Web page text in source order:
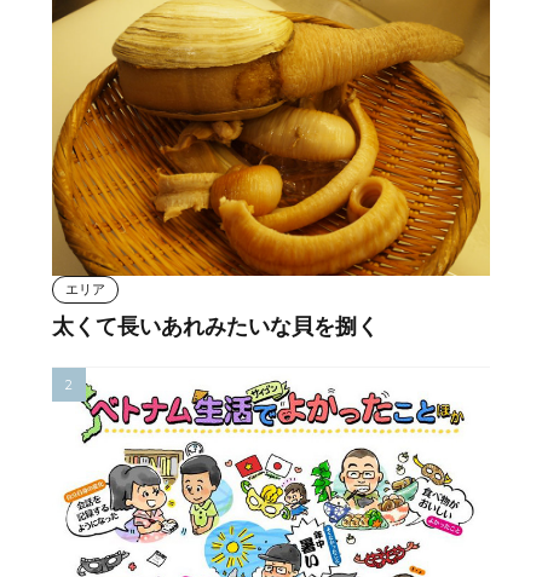
エリア
太くて長いあれみたいな貝を捌く